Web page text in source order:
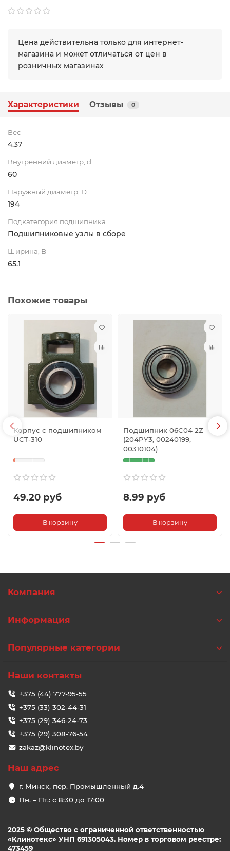
Цена действительна только для интернет-
магазина и может отличаться от цен в
розничных магазинах
Характеристики Отзывы 0
Вес
4.37
Внутренний диаметр, d
60
Наружный диаметр, D
194
Подкатегория подшипника
Подшипниковые узлы в сборе
Ширина, B
65.1
Похожие товары
Корпус с подшипником
UCT-310
49.20 руб
В корзину
Подшипник 06C04 2Z
(204PY3, 00240199,
00310104)
8.99 руб
В корзину
Компания
Информация
Популярные категории
Наши контакты
+375 (44) 777-95-55
+375 (33) 302-44-31
+375 (29) 346-24-73
+375 (29) 308-76-54
zakaz@klinotex.by
Наш адрес
г. Минск, пер. Промышленный д.4
Пн. – Пт.: с 8:30 до 17:00
2025 © Общество с ограниченной ответственностью
«Клинотекс» УНП 691305043. Номер в торговом реестре:
473459